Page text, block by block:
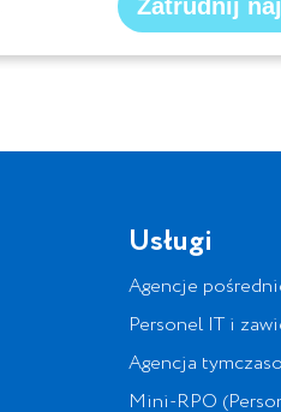
Zatrudnij
Usługi
Agencje
Personel IT i
Agencja
Mini-RPO